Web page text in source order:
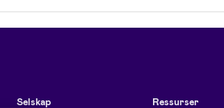
Selskap
Ressurser